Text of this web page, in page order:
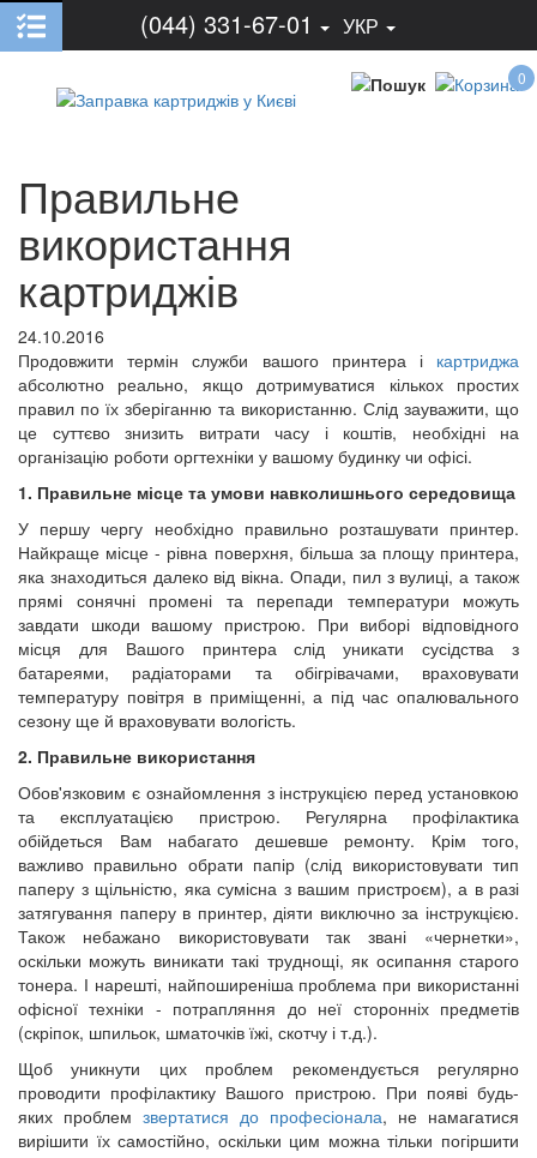
(044) 331-67-01 УКР
0
Правильне
використання
картриджів
24.10.2016
Продовжити термін служби вашого принтера і картриджа
абсолютно реально, якщо дотримуватися кількох простих
правил по їх зберіганню та використанню. Слід зауважити, що
це суттєво знизить витрати часу і коштів, необхідні на
організацію роботи оргтехніки у вашому будинку чи офісі.
1. Правильне місце та умови навколишнього середовища
У першу чергу необхідно правильно розташувати принтер.
Найкраще місце - рівна поверхня, більша за площу принтера,
яка знаходиться далеко від вікна. Опади, пил з вулиці, а також
прямі сонячні промені та перепади температури можуть
завдати шкоди вашому пристрою. При виборі відповідного
місця для Вашого принтера слід уникати сусідства з
батареями, радіаторами та обігрівачами, враховувати
температуру повітря в приміщенні, а під час опалювального
сезону ще й враховувати вологість.
2. Правильне використання
Обов'язковим є ознайомлення з інструкцією перед установкою
та експлуатацією пристрою. Регулярна профілактика
обійдеться Вам набагато дешевше ремонту. Крім того,
важливо правильно обрати папір (слід використовувати тип
паперу з щільністю, яка сумісна з вашим пристроєм), а в разі
затягування паперу в принтер, діяти виключно за інструкцією.
Також небажано використовувати так звані «чернетки»,
оскільки можуть виникати такі труднощі, як осипання старого
тонера. І нарешті, найпоширеніша проблема при використанні
офісної техніки - потрапляння до неї сторонніх предметів
(скріпок, шпильок, шматочків їжі, скотчу і т.д.).
Щоб уникнути цих проблем рекомендується регулярно
проводити профілактику Вашого пристрою. При появі будь-
яких проблем звертатися до професіонала, не намагатися
вирішити їх самостійно, оскільки цим можна тільки погіршити